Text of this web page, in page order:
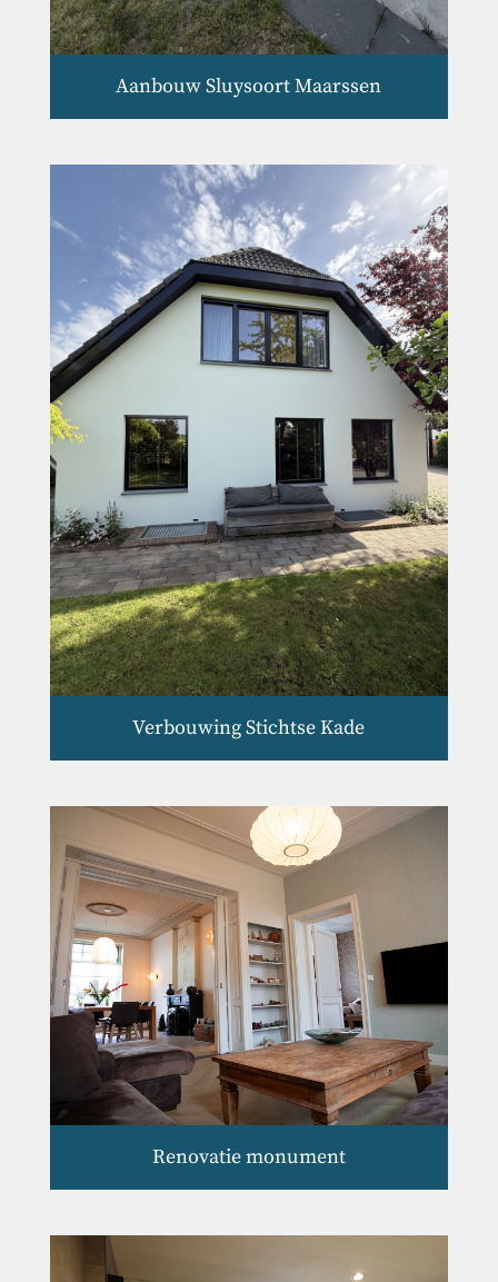
Aanbouw Sluysoort Maarssen
Verbouwing Stichtse Kade
Renovatie monument